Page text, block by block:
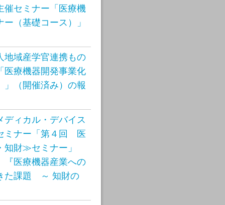
催セミナー「医療機
（基礎コース）」
地域産学官連携もの
医療機器開発事業化
」（開催済み）の報
ィカル・デバイス
ミナー「第４回 医
財≫セミナー」
『医療機器産業への
た課題 ～ 知財の